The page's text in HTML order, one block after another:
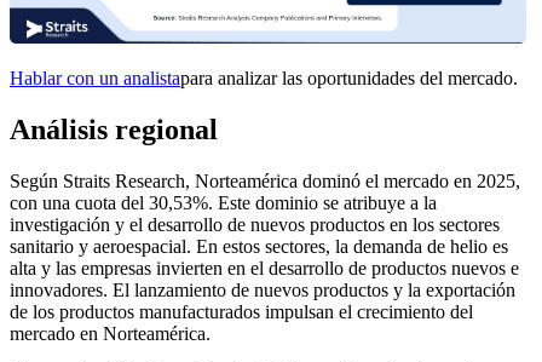
Hablar con un analistapara analizar las oportunidades del mercado.
Análisis regional
Según Straits Research, Norteamérica dominó el mercado en 2025,
con una cuota del 30,53%. Este dominio se atribuye a la
investigación y el desarrollo de nuevos productos en los sectores
sanitario y aeroespacial. En estos sectores, la demanda de helio es
alta y las empresas invierten en el desarrollo de productos nuevos e
innovadores. El lanzamiento de nuevos productos y la exportación
de los productos manufacturados impulsan el crecimiento del
mercado en Norteamérica.